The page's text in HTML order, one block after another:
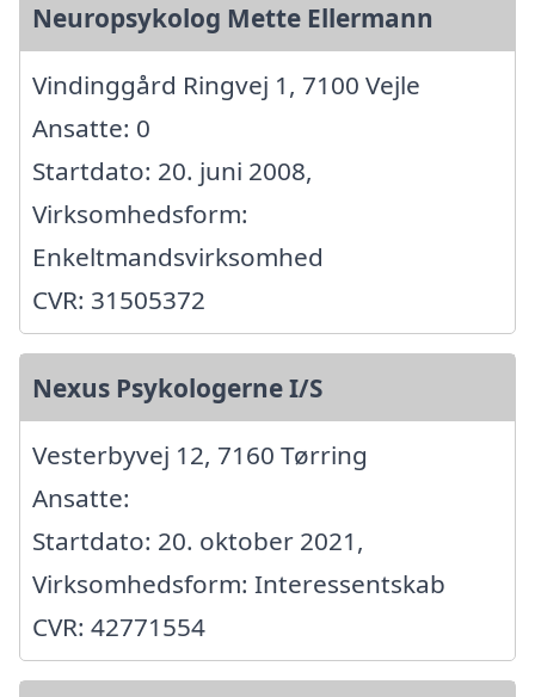
Neuropsykolog Mette Ellermann
Vindinggård Ringvej 1, 7100 Vejle
Ansatte: 0
Startdato: 20. juni 2008,
Virksomhedsform:
Enkeltmandsvirksomhed
CVR: 31505372
Nexus Psykologerne I/S
Vesterbyvej 12, 7160 Tørring
Ansatte:
Startdato: 20. oktober 2021,
Virksomhedsform: Interessentskab
CVR: 42771554